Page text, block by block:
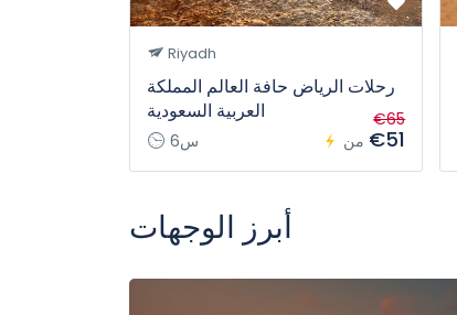
Riyadh
رحلات الرياض حافة العالم المملكة
العربية السعودية
6س من
€65
€51
أبرز الوجهات